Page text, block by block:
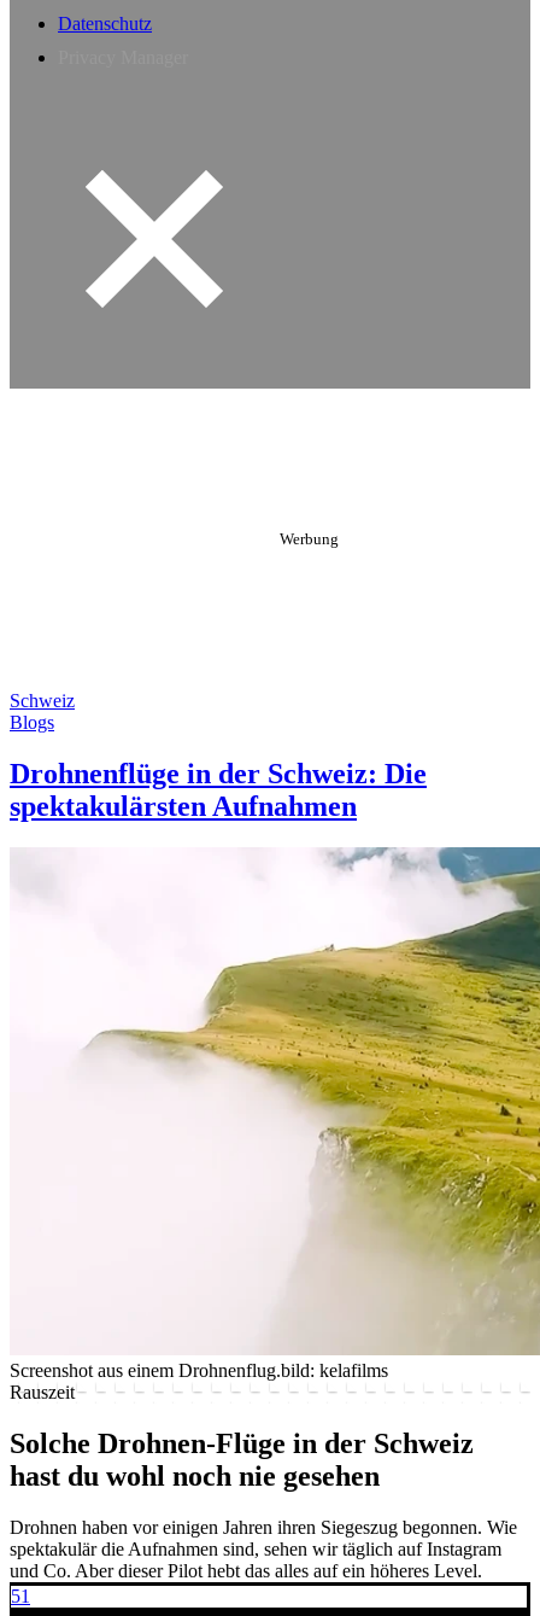
Datenschutz
Schweiz
Blogs
Drohnenflüge in der Schweiz: Die
spektakulärsten Aufnahmen
Screenshot aus einem Drohnenflug.bild: kelafilms
Rauszeit
Solche Drohnen-Flüge in der Schweiz
hast du wohl noch nie gesehen
Drohnen haben vor einigen Jahren ihren Siegeszug begonnen. Wie
spektakulär die Aufnahmen sind, sehen wir täglich auf Instagram
und Co. Aber dieser Pilot hebt das alles auf ein höheres Level.
51